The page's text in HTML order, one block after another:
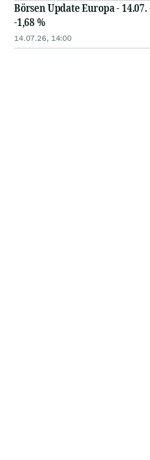
Börsen Update Europa -
-1,68 %
14.07.26, 14:00